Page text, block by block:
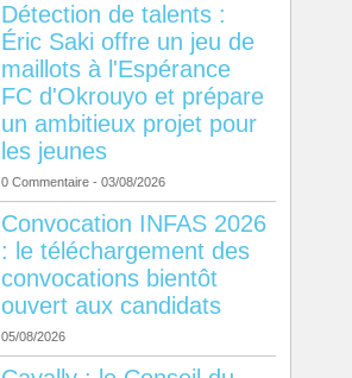
Détection de talents :
Éric Saki offre un jeu de
maillots à l'Espérance
FC d'Okrouyo et prépare
un ambitieux projet pour
les jeunes
0 Commentaire - 03/08/2026
Convocation INFAS 2026
: le téléchargement des
convocations bientôt
ouvert aux candidats
05/08/2026